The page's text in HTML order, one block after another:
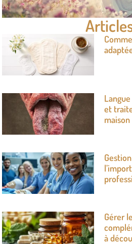
et
maison
Gérer
à